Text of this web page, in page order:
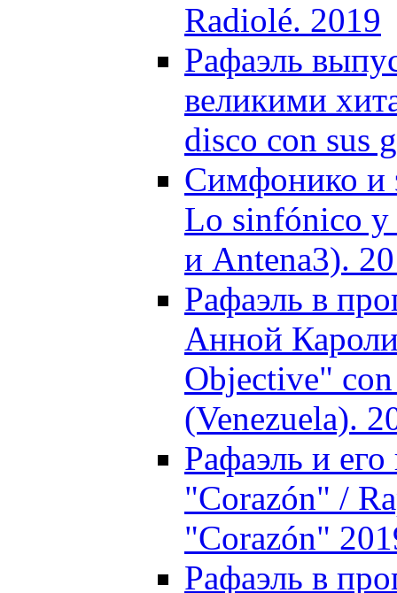
Radiolé. 2019
Рафаэль
великими
disco con sus
Симфонико и
Lo sinfónico
и Antena3).
Рафаэль в
Анной
Objective"
(Venezuela).
Рафаэль и
"Corazón" /
"Corazón"
Рафаэль в